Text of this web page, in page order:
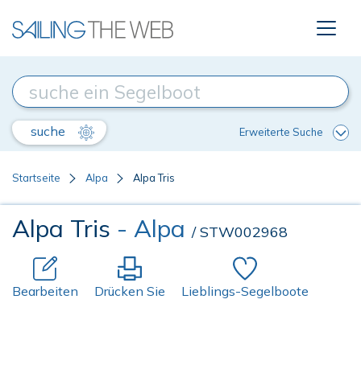
suche Erweiterte Suche
Startseite Alpa Alpa Tris
Alpa Tris - Alpa / STW002968
Bearbeiten Drücken Sie Lieblings-Segelboote